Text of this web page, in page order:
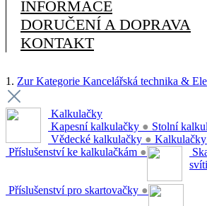
INFORMACE
DORUČENÍ A DOPRAVA
KONTAKT
1. Zur Kategorie Kancelářská technika &
Kalkulačky
Kapesní kalkulačky ● Stolní
Vědecké kalkulačky ● Kalkulačky
Příslušenství ke kalkulačkám ●
Příslušenství pro skartovačky ●